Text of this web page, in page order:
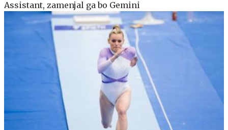
Assistant, zamenjal ga bo Gemini